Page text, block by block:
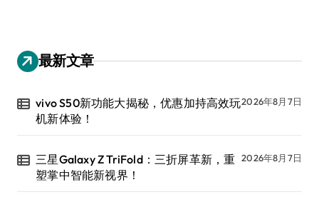
最新文章
vivo S50新功能大揭秘，优惠加持高效玩
机新体验！
2026年8月7日
三星Galaxy Z TriFold：三折屏革新，重
塑掌中智能新视界！
2026年8月7日